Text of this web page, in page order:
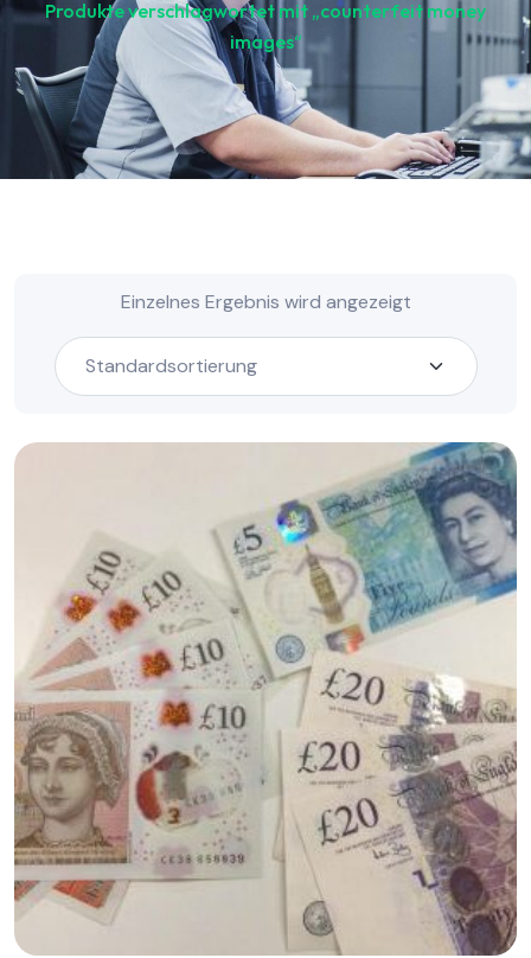
Produkte verschlagwortet mit „counterfeit money
images“
Einzelnes Ergebnis wird angezeigt